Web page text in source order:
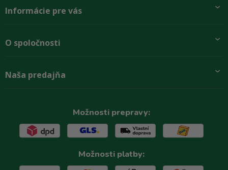
Informácie pre vás
Preprava a platba
Rady zákazníkom
O spoločnosti
O firme
Naša predajňa
Možnosti prepravy:
Možnosti platby: